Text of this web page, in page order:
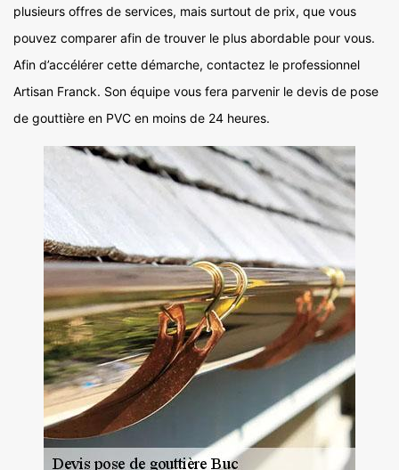
plusieurs offres de services, mais surtout de prix, que vous
pouvez comparer afin de trouver le plus abordable pour vous.
Afin d’accélérer cette démarche, contactez le professionnel
Artisan Franck. Son équipe vous fera parvenir le devis de pose
de gouttière en PVC en moins de 24 heures.